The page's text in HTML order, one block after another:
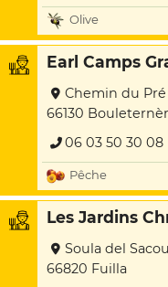
Olive
Earl Camps
Chemin du Pré
66130
06 03 50 30 08
Pêche
Les Jardins
Soula del
66820 Fuilla